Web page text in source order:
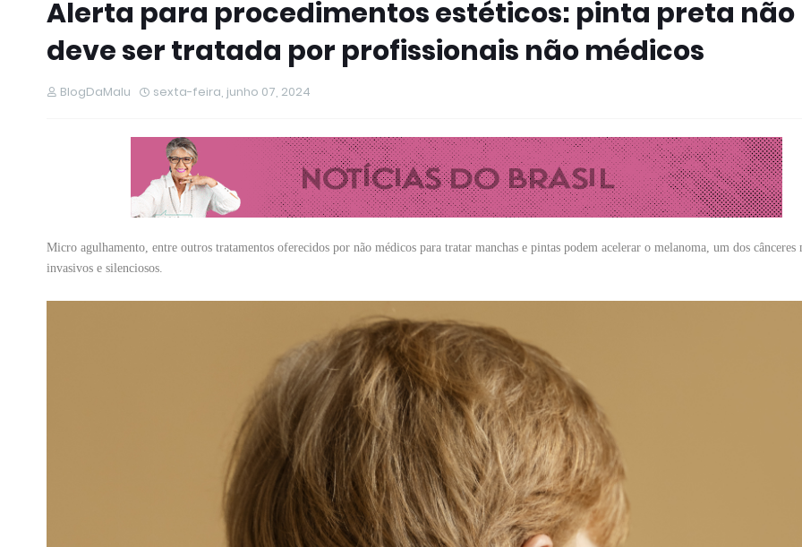
Alerta para procedimentos estéticos: pinta preta não
deve ser tratada por profissionais não médicos
BlogDaMalu sexta-feira, junho 07, 2024
Micro agulhamento, entre outros tratamentos oferecidos por não médicos para tratar manchas e pintas podem acelerar o melanoma, um dos cânceres
invasivos e silenciosos.